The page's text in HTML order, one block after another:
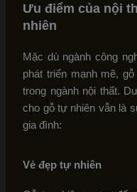
Ưu điểm của nội
nhiên
Mặc dù ngành công
phát triển mạnh mẽ,
trong ngành nội thất.
cho gỗ tự nhiên vẫn là
gia đình:
Vẻ đẹp tự nhiên